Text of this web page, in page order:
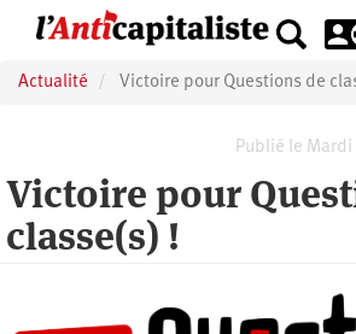
principal
Actualité Victoire pour Questions de
Publié le
Victoire pour
classe(s) !